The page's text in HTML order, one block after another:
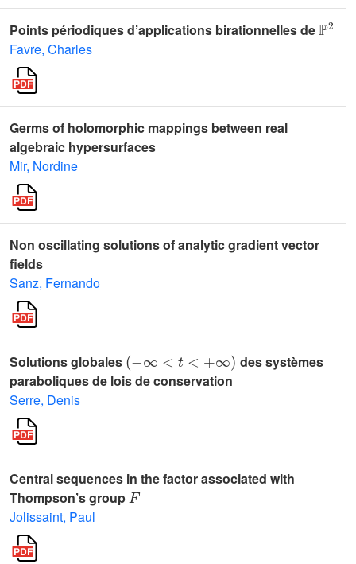
Points périodiques d’applications birationnelles de
2
Favre, Charles
Germs of holomorphic mappings between real
algebraic hypersurfaces
Mir, Nordine
Non oscillating solutions of analytic gradient vector
fields
Sanz, Fernando
Solutions globales
(
des systèmes
paraboliques de lois de conservation
Serre, Denis
Central sequences in the factor associated with
Thompson’s group
F
Jolissaint, Paul